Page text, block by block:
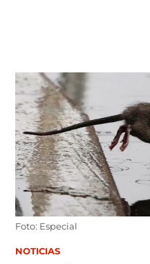
content
Foto: Especial
POSTED
NOTICIAS